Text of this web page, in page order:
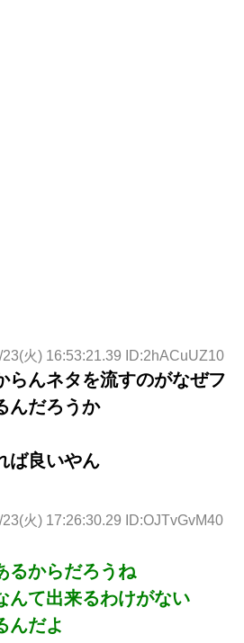
火) 16:53:21.39 ID:2hACuUZ10
らんネタを流すのがなぜフ
んだろうか
ば良いやん
火) 17:26:30.29 ID:OJTvGvM40
るからだろうね
んて出来るわけがない
んだよ